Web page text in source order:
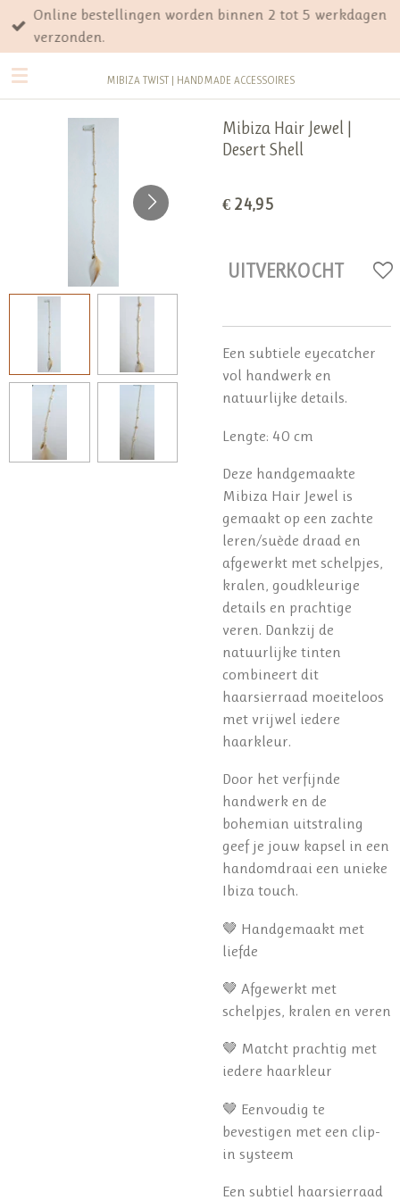
Ga
direct
naar
de
MIBIZA TWIST | HANDMADE ACCESSOIRES
Online bestellingen worden binnen 2 tot 5 werkdagen
verzonden.
Mibiza Hair Jewel |
Desert Shell
€ 24,95
UITVERKOCHT
Een subtiele eyecatcher
vol handwerk en
natuurlijke details.
Lengte: 40 cm
Deze handgemaakte
Mibiza Hair Jewel is
gemaakt op een zachte
leren/suède draad en
afgewerkt met schelpjes,
kralen, goudkleurige
details en prachtige
veren. Dankzij de
natuurlijke tinten
combineert dit
haarsierraad moeiteloos
met vrijwel iedere
haarkleur.
Door het verfijnde
handwerk en de
bohemian uitstraling
geef je jouw kapsel in een
handomdraai een unieke
Ibiza touch.
🤎 Handgemaakt met
liefde
🤎 Afgewerkt met
schelpjes, kralen en veren
🤎 Matcht prachtig met
iedere haarkleur
🤎 Eenvoudig te
bevestigen met een clip-
in systeem
Een subtiel haarsierraad